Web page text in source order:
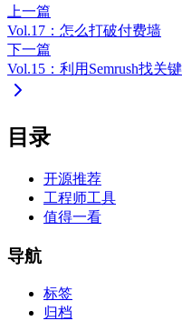
上一篇
Vol.17：怎么打破付费墙
下一篇
Vol.15：利用Semrush找关
目录
开源推荐
工程师工具
值得一看
导航
标签
归档